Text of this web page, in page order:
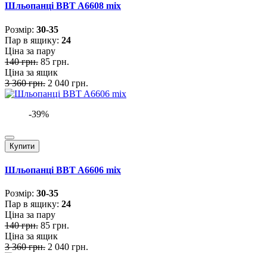
Шльопанці BBT A6608 mix
Розмiр: 30-35
Пар в ящику: 24
Ціна за пару
140 грн. 85 грн.
Ціна за ящик
3 360 грн. 2 040 грн.
-39%
Купити
Шльопанці BBT A6606 mix
Розмiр: 30-35
Пар в ящику: 24
Ціна за пару
140 грн. 85 грн.
Ціна за ящик
3 360 грн. 2 040 грн.